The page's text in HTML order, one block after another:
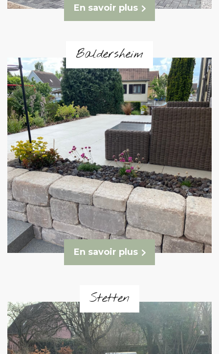
En savoir plus
Baldersheim
En savoir plus
Stetten